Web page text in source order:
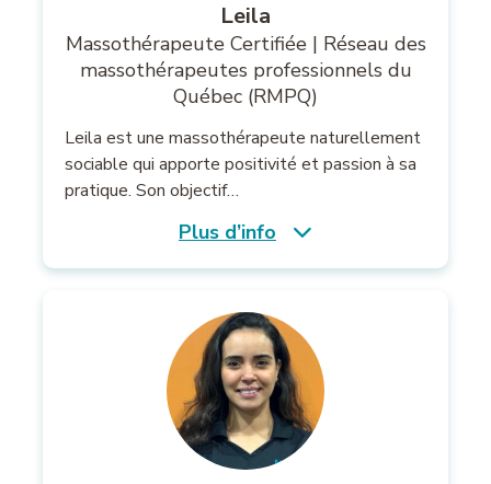
Leila
Massothérapeute Certifiée | Réseau des
massothérapeutes professionnels du
Québec (RMPQ)
Leila est une massothérapeute naturellement
sociable qui apporte positivité et passion à sa
pratique. Son objectif…
Plus d’info